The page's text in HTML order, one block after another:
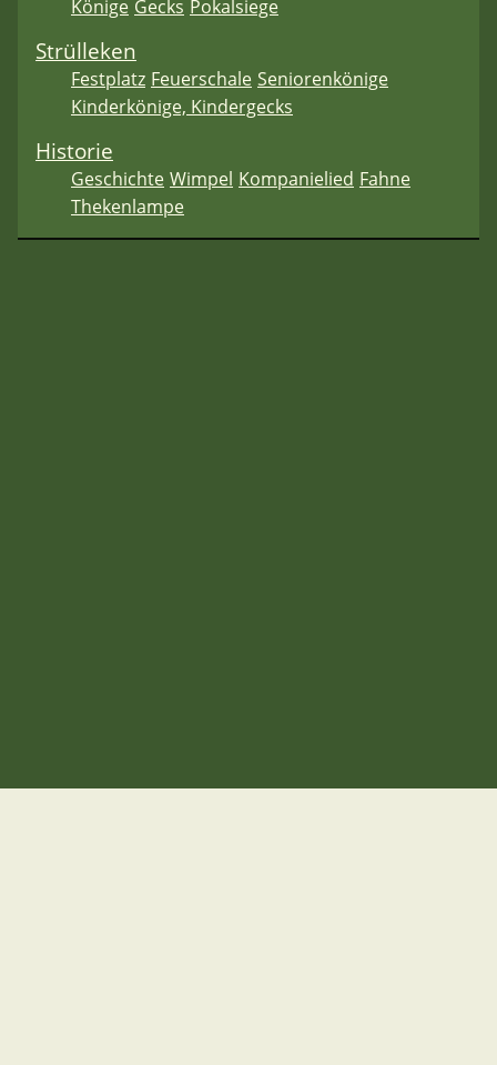
Könige Gecks Pokalsiege
Strülleken
Festplatz Feuerschale Seniorenkönige
Kinderkönige, Kindergecks
Historie
Geschichte Wimpel Kompanielied Fahne
Thekenlampe